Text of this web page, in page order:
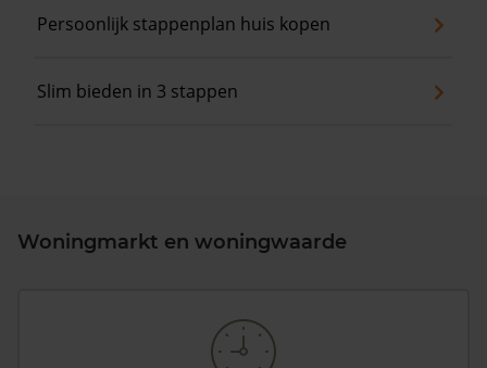
Persoonlijk stappenplan huis kopen
Slim bieden in 3 stappen
Woningmarkt en woningwaarde